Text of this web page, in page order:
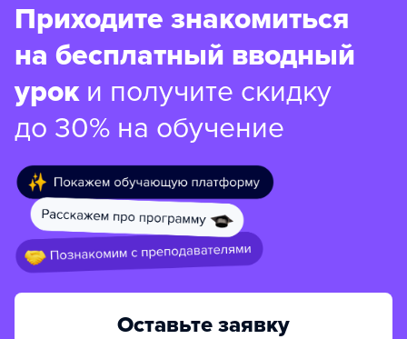
Приходите знакомиться
на бесплатный вводный
уроки получите скидку
до 30% на обучение
Оставьте заявку